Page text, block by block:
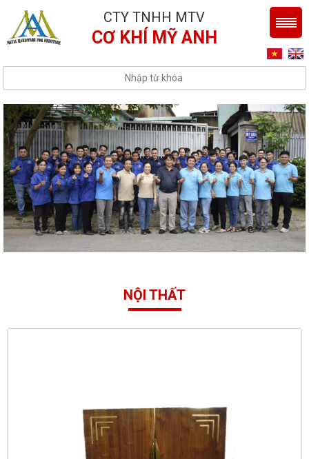
CTY TNHH MTV
CƠ KHÍ MỸ ANH
NỘI THẤT